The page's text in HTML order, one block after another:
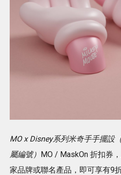
MO x Disney系列米奇手手擺設
屬編號） MO / MaskOn 折扣券
家品牌或聯名產品，即可享有9